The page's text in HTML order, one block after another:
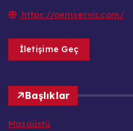
https://oemservis.com/
İletişime Geç
Başlıklar
Masaüstü